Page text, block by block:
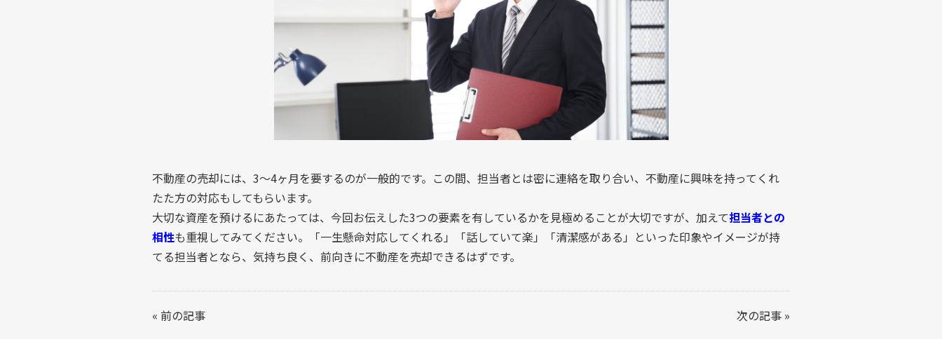
不動産の売却には、3〜4ヶ月を要するのが一般的です。この間、担当者とは密に連絡を取り合い、不動産に興味を持ってくれ
たた方の対応もしてもらいます。
大切な資産を預けるにあたっては、今回お伝えした3つの要素を有しているかを見極めることが大切ですが、加えて担当者との
相性も重視してみてください。「一生懸命対応してくれる」「話していて楽」「清潔感がある」といった印象やイメージが持
てる担当者となら、気持ち良く、前向きに不動産を売却できるはずです。
« 前の記事 次の記事 »